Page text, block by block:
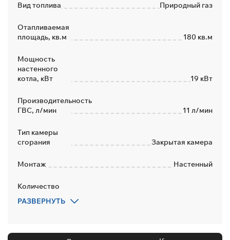
Вид топлива Природный газ
Отапливаемая
площадь, кв.м
180 кв.м
Мощность
настенного
котла, кВт
19 кВт
Производительность
ГВС, л/мин
11 л/мин
Тип камеры
сгорания
Закрытая камера
Монтаж Настенный
Количество
контуров
РАЗВЕРНУТЬ